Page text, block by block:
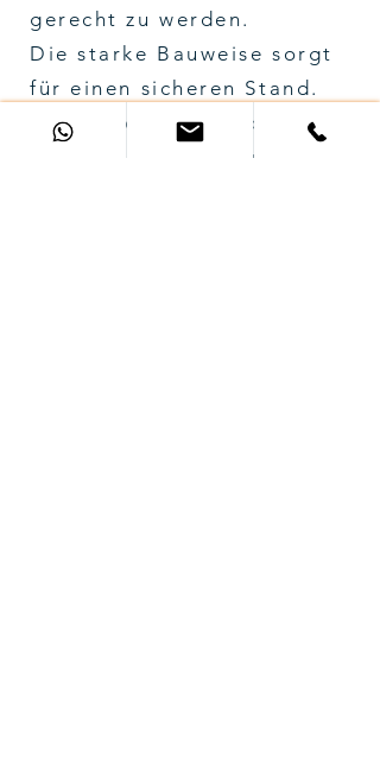
gerecht zu werden.
Die starke Bauweise sorgt
für einen sicheren Stand.
Jeder dieser Barhocker
hat Eigengeweicht und